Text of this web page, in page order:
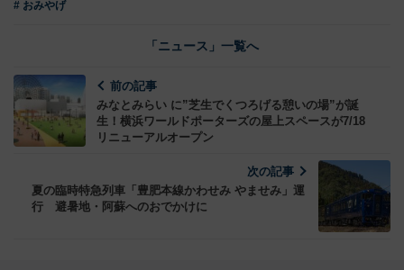
# おみやげ
「ニュース」一覧へ
前の記事
みなとみらい に”芝生でくつろげる憩いの場”が誕
生！横浜ワールドポーターズの屋上スペースが7/18
リニューアルオープン
次の記事
夏の臨時特急列車「豊肥本線かわせみ やませみ」運
行 避暑地・阿蘇へのおでかけに